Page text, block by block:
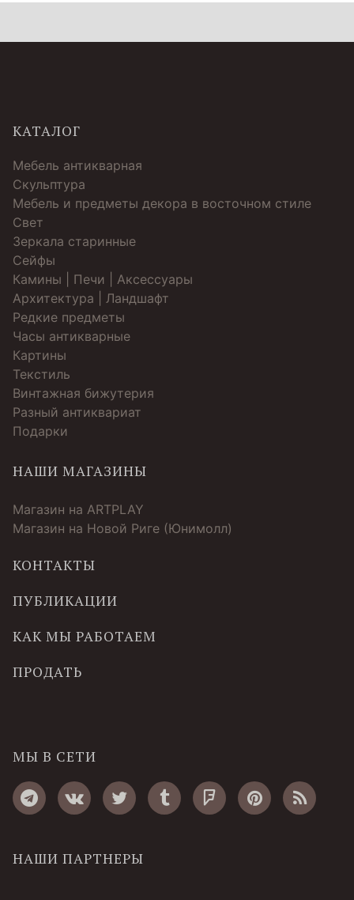
КАТАЛОГ
Мебель антикварная
Скульптура
Мебель и предметы декора в восточном стиле
Свет
Зеркала старинные
Cейфы
Камины | Печи | Аксессуары
Архитектура | Ландшафт
Редкие предметы
Часы антикварные
Картины
Текстиль
Винтажная бижутерия
Разный антиквариат
Подарки
НАШИ МАГАЗИНЫ
Магазин на ARTPLAY
Магазин на Новой Риге (Юнимолл)
КОНТАКТЫ
ПУБЛИКАЦИИ
КАК МЫ РАБОТАЕМ
ПРОДАТЬ
МЫ В СЕТИ
НАШИ ПАРТНЕРЫ